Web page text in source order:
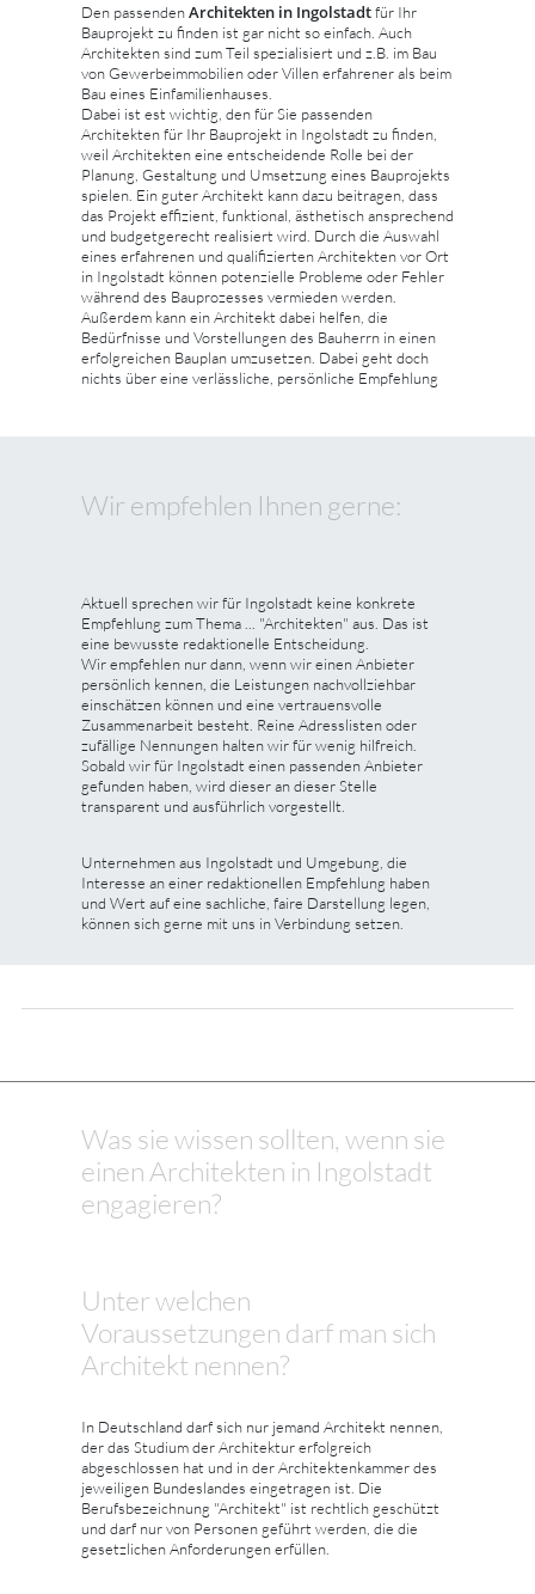
Den passendenArchitekten in Ingolstadtfür Ihr
Bauprojekt zu finden ist gar nicht so einfach. Auch
Architekten sind zum Teil spezialisiert und z.B. im Bau
von Gewerbeimmobilien oder Villen erfahrener als beim
Bau eines Einfamilienhauses.
Dabei ist est wichtig, den für Sie passenden
Architekten für Ihr Bauprojekt in Ingolstadt zu finden,
weil Architekten eine entscheidende Rolle bei der
Planung, Gestaltung und Umsetzung eines Bauprojekts
spielen. Ein guter Architekt kann dazu beitragen, dass
das Projekt effizient, funktional, ästhetisch ansprechend
und budgetgerecht realisiert wird. Durch die Auswahl
eines erfahrenen und qualifizierten Architekten vor Ort
in Ingolstadt können potenzielle Probleme oder Fehler
während des Bauprozesses vermieden werden.
Außerdem kann ein Architekt dabei helfen, die
Bedürfnisse und Vorstellungen des Bauherrn in einen
erfolgreichen Bauplan umzusetzen. Dabei geht doch
nichts über eine verlässliche, persönliche Empfehlung
Wir empfehlen Ihnen gerne:
Aktuell sprechen wir für Ingolstadt keine konkrete
Empfehlung zum Thema ... "Architekten" aus. Das ist
eine bewusste redaktionelle Entscheidung.
Wir empfehlen nur dann, wenn wir einen Anbieter
persönlich kennen, die Leistungen nachvollziehbar
einschätzen können und eine vertrauensvolle
Zusammenarbeit besteht. Reine Adresslisten oder
zufällige Nennungen halten wir für wenig hilfreich.
Sobald wir für Ingolstadt einen passenden Anbieter
gefunden haben, wird dieser an dieser Stelle
transparent und ausführlich vorgestellt.
Unternehmen aus Ingolstadt und Umgebung, die
Interesse an einer redaktionellen Empfehlung haben
und Wert auf eine sachliche, faire Darstellung legen,
können sich gerne mit uns in Verbindung setzen.
Was sie wissen sollten, wenn sie
einen Architekten in Ingolstadt
engagieren?
Unter welchen
Voraussetzungen darf man sich
Architekt nennen?
In Deutschland darf sich nur jemand Architekt nennen,
der das Studium der Architektur erfolgreich
abgeschlossen hat und in der Architektenkammer des
jeweiligen Bundeslandes eingetragen ist. Die
Berufsbezeichnung "Architekt" ist rechtlich geschützt
und darf nur von Personen geführt werden, die die
gesetzlichen Anforderungen erfüllen.